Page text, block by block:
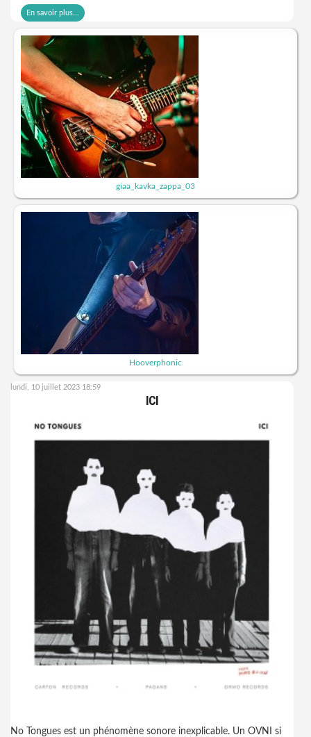
En savoir plus...
giaa_kavka_zappa_03
Hooverphonic
lundi, 10 juillet 2023 18:59
ICI
No Tongues est un phénomène sonore inexplicable. Un OVNI si